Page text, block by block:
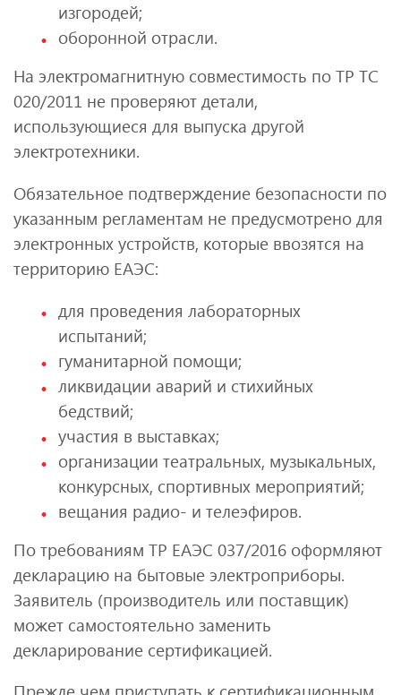
изгородей;
оборонной отрасли.
На электромагнитную совместимость по ТР ТС
020/2011 не проверяют детали,
использующиеся для выпуска другой
электротехники.
Обязательное подтверждение безопасности по
указанным регламентам не предусмотрено для
электронных устройств, которые ввозятся на
территорию ЕАЭС:
для проведения лабораторных
испытаний;
гуманитарной помощи;
ликвидации аварий и стихийных
бедствий;
участия в выставках;
организации театральных, музыкальных,
конкурсных, спортивных мероприятий;
вещания радио- и телеэфиров.
По требованиям ТР ЕАЭС 037/2016 оформляют
декларацию на бытовые электроприборы.
Заявитель (производитель или поставщик)
может самостоятельно заменить
декларирование сертификацией.